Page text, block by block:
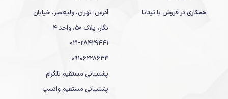
همکاری در فروش با تیتانا
آدرس: تهران، ولیعصر، خیابان
نگار، پلاک 50، واحد 4
021-28429441
09106228634
پشتیبانی مستقیم تلگرام
پشتیبانی مستقیم واتسپ